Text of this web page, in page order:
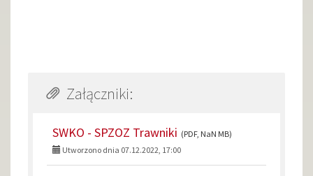
Załączniki:
SWKO - SPZOZ Trawniki (PDF, NaN MB)
Utworzono dnia 07.12.2022, 17:00